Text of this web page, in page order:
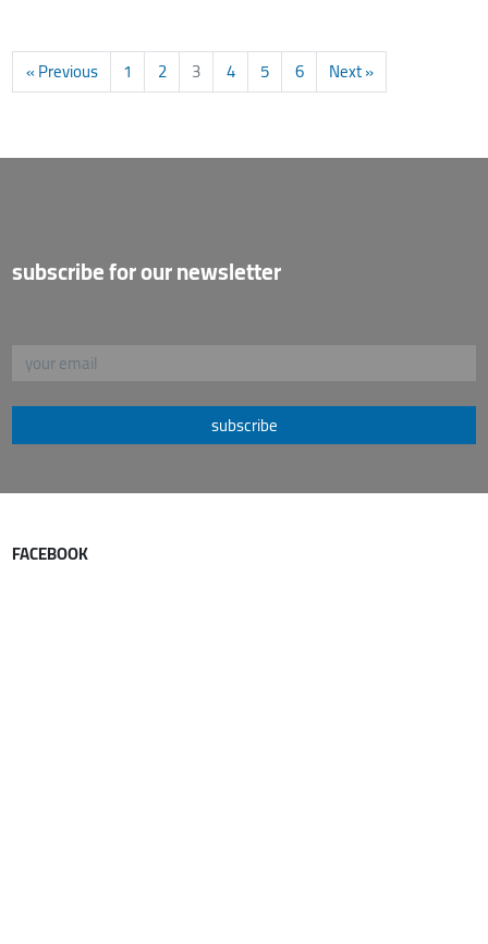
« Previous 1 2 3 4 5 6 Next »
subscribe for our newsletter
subscribe
FACEBOOK